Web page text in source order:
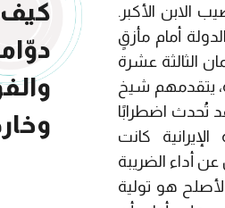
الابن الأكبر.
أمام مأزقٍ
الثالثة عشرة
يتقدمهم شيخ
تُحدث اضطرابًا
كانت
أداء الضريبة
هو تولية
كيف